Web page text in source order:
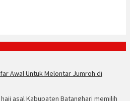
Awal Untuk Melontar Jumroh di
asal Kabupaten Batanghari memilih